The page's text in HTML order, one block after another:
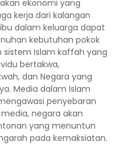
ekonomi yang
kerja dari kalangan
dalam keluarga dapat
kebutuhan pokok
sistem Islam kaffah yang
bertakwa,
dan Negara yang
Media dalam Islam
penyebaran
negara akan
yang menuntun
pada kemaksiatan.